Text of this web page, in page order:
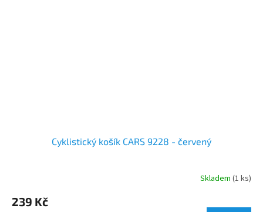
Cyklistický košík CARS 9228 - červený
Skladem (1 ks)
239 Kč